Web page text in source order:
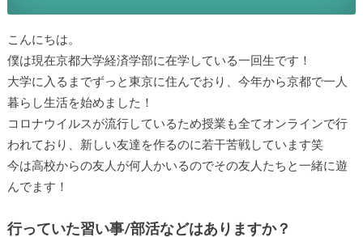
こんにちは。
僕は現在京都大学経済学部に在学している一回生です！
大学に入るまでずっと東京に住んでおり、今年から京都で一人
暮らし生活を始めました！
コロナウイルスが流行しているため授業も全てオンラインで行
われており、新しい友達を作るのに若干苦戦しています笑
今は高校からの友人が何人かいるのでその友人たちと一緒に遊
んでます！
行っていた習い事/部活などはありますか？